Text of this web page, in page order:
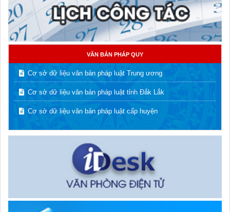
VĂN BẢN PHÁP QUY
Cơ sở dữ liệu văn bản pháp luật Trung ương
Cơ sở dữ liệu văn bản pháp luật tỉnh Đắk Lắk
Cơ sở dữ liệu văn bản pháp luật cấp huyện